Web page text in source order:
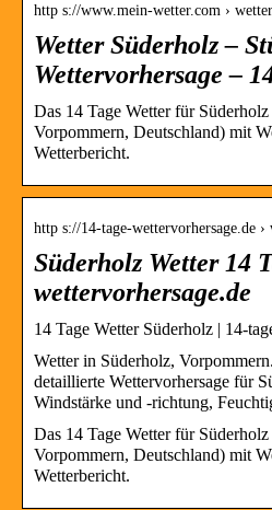
http s://www.mein-wetter.com ›
Wetter Süderholz –
Wettervorhersage –
Das 14 Tage Wetter für
Vorpommern, Deutschland) mit
Wetterbericht.
http s://14-tage-wettervorhersage.de ›
Süderholz Wetter 14
wettervorhersage.de
14 Tage Wetter Süderholz | 14-
Wetter in Süderholz,
detaillierte Wettervorhersage für
Windstärke und -richtung,
Das 14 Tage Wetter für
Vorpommern, Deutschland) mit
Wetterbericht.